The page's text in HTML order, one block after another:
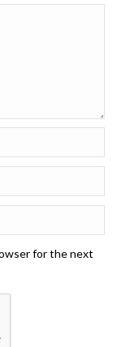
for the next